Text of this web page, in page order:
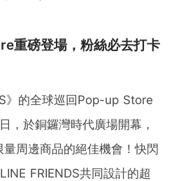
重磅登場，粉絲必去打卡
》的全球巡回Pop-up Store
，於銅鑼灣時代廣場開幕，
周邊商品的絕佳機會！快閃
FRIENDS共同設計的超